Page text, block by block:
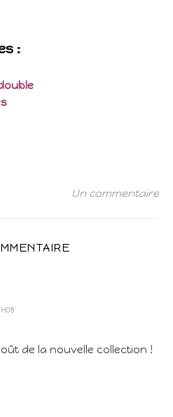
:
Un commentaire
de la nouvelle collection !